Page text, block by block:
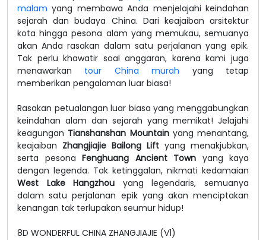
malam yang membawa Anda menjelajahi keindahan
sejarah dan budaya China. Dari keajaiban arsitektur
kota hingga pesona alam yang memukau, semuanya
akan Anda rasakan dalam satu perjalanan yang epik.
Tak perlu khawatir soal anggaran, karena kami juga
menawarkan tour China murah yang tetap
memberikan pengalaman luar biasa!
Rasakan petualangan luar biasa yang menggabungkan
keindahan alam dan sejarah yang memikat! Jelajahi
keagungan Tianshanshan Mountainyang menantang,
keajaiban Zhangjiajie Bailong Lift yang menakjubkan,
serta pesona Fenghuang Ancient Town yang kaya
dengan legenda. Tak ketinggalan, nikmati kedamaian
West Lake Hangzhou yang legendaris, semuanya
dalam satu perjalanan epik yang akan menciptakan
kenangan tak terlupakan seumur hidup!
8D WONDERFUL CHINA ZHANGJIAJIE (V1)